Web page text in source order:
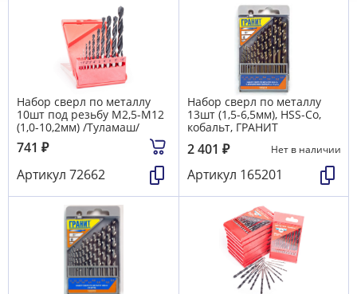
Набор сверл по металлу
10шт под резьбу М2,5-М12
(1,0-10,2мм) /Туламаш/
741 ₽
Артикул 72662
Набор сверл по металлу
13шт (1,5-6,5мм), HSS-Co,
кобальт, ГРАНИТ
2 401 ₽ Нет в наличии
Артикул 165201